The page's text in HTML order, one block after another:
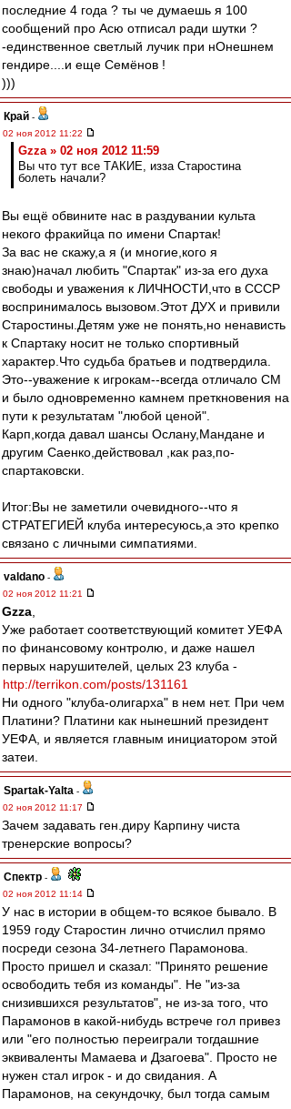
последние 4 года ? ты че думаешь я 100
сообщений про Асю отписал ради шутки ?
-единственное светлый лучик при нОнешнем
гендире....и еще Семёнов !
)))
Край -
02 ноя 2012 11:22
Gzza » 02 ноя 2012 11:59
Вы что тут все ТАКИЕ, изза Старостина
болеть начали?
Вы ещё обвините нас в раздувании культа
некого фракийца по имени Спартак!
За вас не скажу,а я (и многие,кого я
знаю)начал любить "Спартак" из-за его духа
свободы и уважения к ЛИЧНОСТИ,что в СССР
воспринималось вызовом.Этот ДУХ и привили
Старостины.Детям уже не понять,но ненависть
к Спартаку носит не только спортивный
характер.Что судьба братьев и подтвердила.
Это--уважение к игрокам--всегда отличало СМ
и было одновременно камнем преткновения на
пути к результатам "любой ценой".
Карп,когда давал шансы Ослану,Мандане и
другим Саенко,действовал ,как раз,по-
спартаковски.
Итог:Вы не заметили очевидного--что я
СТРАТЕГИЕЙ клуба интересуюсь,а это крепко
связано с личными симпатиями.
valdano -
02 ноя 2012 11:21
Gzza
Уже работает соответствующий комитет УЕФА
по финансовому контролю, и даже нашел
первых нарушителей, целых 23 клуба -
http://terrikon.com/posts/131161
Ни одного "клуба-олигарха" в нем нет. При чем
Платини? Платини как нынешний президент
УЕФА, и является главным инициатором этой
затеи.
Spartak-Yalta -
02 ноя 2012 11:17
Зачем задавать ген.диру Карпину чиста
тренерские вопросы?
Спектр -
02 ноя 2012 11:14
У нас в истории в общем-то всякое бывало. В
1959 году Старостин лично отчислил прямо
посреди сезона 34-летнего Парамонова.
Просто пришел и сказал: "Принято решение
освободить тебя из команды". Не "из-за
снизившихся результатов", не из-за того, что
Парамонов в какой-нибудь встрече гол привез
или "его полностью переиграли тогдашние
эквиваленты Мамаева и Дзагоева". Просто не
нужен стал игрок - и до свидания. А
Парамонов, на секундочку, был тогда самым